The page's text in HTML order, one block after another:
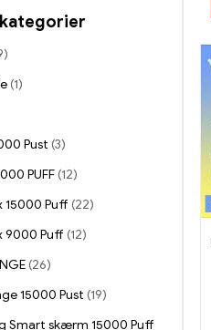
(1)
Pust (3)
PUFF (12)
15000 Puff (22)
9000 Puff (12)
(26)
15000 Pust (19)
Smart skærm 15000 Puff